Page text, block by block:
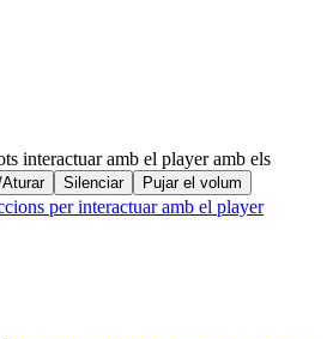
interactuar amb el player amb els
Aturar Silenciar
Pujar el volum
per interactuar amb el player